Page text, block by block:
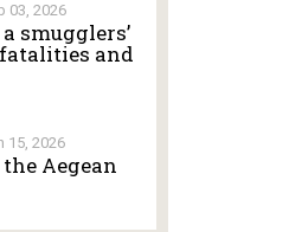
03, 2026
smugglers’
and
15, 2026
Aegean